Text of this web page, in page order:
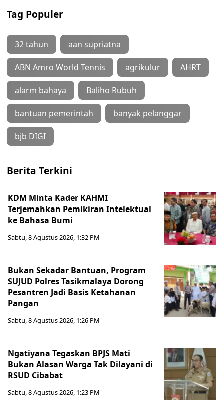
Tag Populer
32 tahun aan supriatna
ABN Amro World Tennis agrikulur AHRT
alarm bahaya Baliho Rubuh
bantuan pemerintah banyak pelanggar
bjb DIGI
Berita Terkini
KDM Minta Kader KAHMI
Terjemahkan Pemikiran Intelektual
ke Bahasa Bumi
Sabtu, 8 Agustus 2026, 1:32 PM
Bukan Sekadar Bantuan, Program
SUJUD Polres Tasikmalaya Dorong
Pesantren Jadi Basis Ketahanan
Pangan
Sabtu, 8 Agustus 2026, 1:26 PM
Ngatiyana Tegaskan BPJS Mati
Bukan Alasan Warga Tak Dilayani di
RSUD Cibabat
Sabtu, 8 Agustus 2026, 1:23 PM